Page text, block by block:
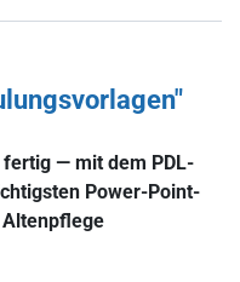
— mit dem PDL-
Power-Point-